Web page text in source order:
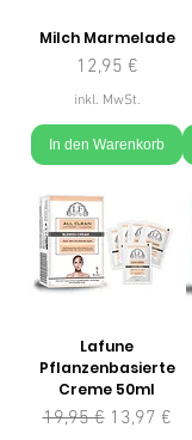
Milch Marmelade
Preis
12,95 €
inkl. MwSt.
In den Warenkorb
Lafune
Pflanzenbasierte
Creme 50ml
Standardpreis
19,95 € Sale-Preis
13,97 €